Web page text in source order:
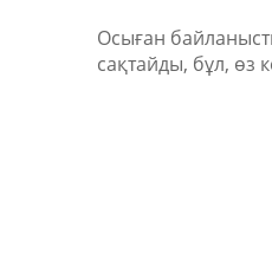
Осыған
сақтайды, бұл, өз